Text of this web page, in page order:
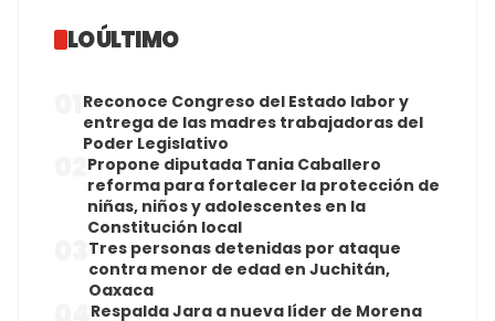
LO ÚLTIMO
Reconoce Congreso del Estado labor y
entrega de las madres trabajadoras del
Poder Legislativo
Propone diputada Tania Caballero
reforma para fortalecer la protección de
niñas, niños y adolescentes en la
Constitución local
Tres personas detenidas por ataque
contra menor de edad en Juchitán,
Oaxaca
Respalda Jara a nueva líder de Morena